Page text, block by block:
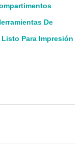
De
Para Impresión